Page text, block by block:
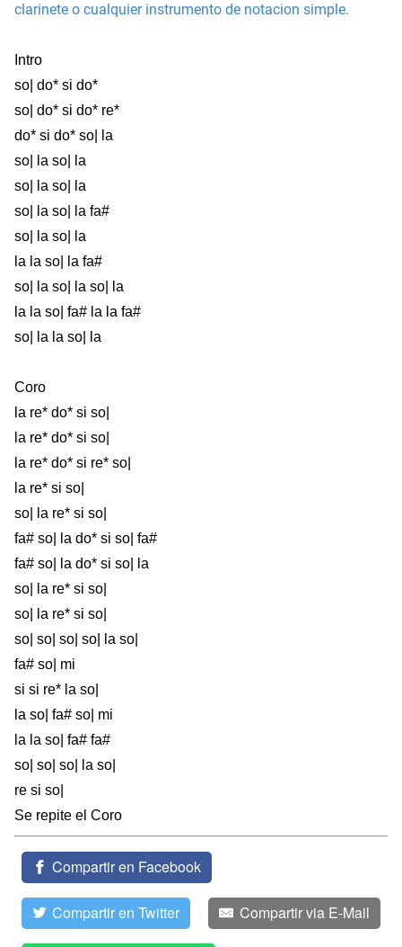
clarinete o cualquier instrumento de notacion simple.
Intro
so| do* si do*
so| do* si do* re*
do* si do* so| la
so| la so| la
so| la so| la
so| la so| la fa#
so| la so| la
la la so| la fa#
so| la so| la so| la
la la so| fa# la la fa#
so| la la so| la
Coro
la re* do* si so|
la re* do* si so|
la re* do* si re* so|
la re* si so|
so| la re* si so|
fa# so| la do* si so| fa#
fa# so| la do* si so| la
so| la re* si so|
so| la re* si so|
so| so| so| so| la so|
fa# so| mi
si si re* la so|
la so| fa# so| mi
la la so| fa# fa#
so| so| so| la so|
re si so|
Se repite el Coro
Compartir en Facebook
Compartir en Twitter Compartir via E-Mail